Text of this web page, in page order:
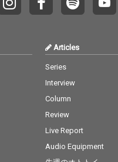
Articles
Series
Interview
Column
Review
Live Report
Audio Equipment